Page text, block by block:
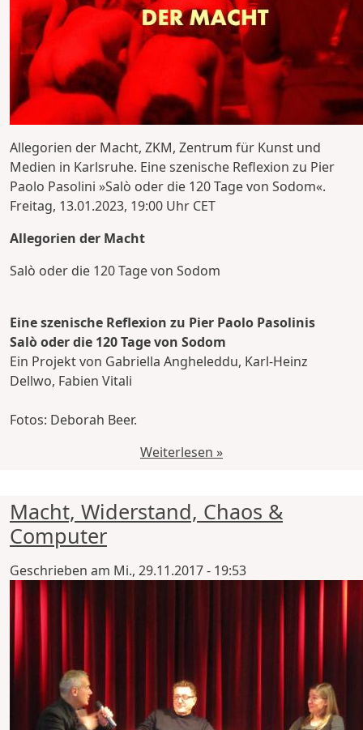
Allegorien der Macht, ZKM, Zentrum für Kunst und
Medien in Karlsruhe. Eine szenische Reflexion zu Pier
Paolo Pasolini »Salò oder die 120 Tage von Sodom«.
Freitag, 13.01.2023, 19:00 Uhr CET
Allegorien der Macht
Salò oder die 120 Tage von Sodom
Eine szenische Reflexion zu Pier Paolo Pasolinis
Salò oder die 120 Tage von Sodom
Ein Projekt von Gabriella Angheleddu, Karl-Heinz
Dellwo, Fabien Vitali
Fotos: Deborah Beer.
Weiterlesen »
Macht, Widerstand, Chaos &
Computer
Geschrieben am Mi., 29.11.2017 - 19:53